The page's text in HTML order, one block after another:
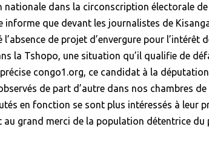
nationale dans la circonscription électorale de
informe que devant les journalistes de
l’absence de projet d’envergure pour
la Tshopo, une situation qu’il qualifie de
congo1.org, ce candidat à la
de part d’autre dans nos chambres
en fonction se sont plus intéressés à leur
au grand merci de la population détentrice du